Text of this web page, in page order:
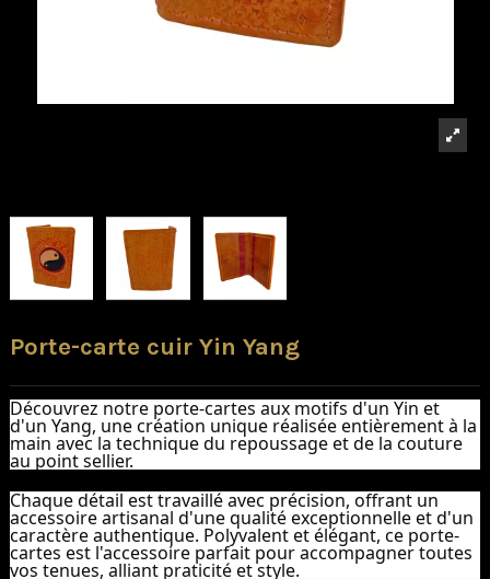
Porte-carte cuir Yin Yang
Découvrez notre porte-cartes aux motifs d'un Yin et
d'un Yang, une création unique réalisée entièrement à la
main avec la technique du repoussage et de la couture
au point sellier.
Chaque détail est travaillé avec précision, offrant un
accessoire artisanal d'une qualité exceptionnelle et d'un
caractère authentique. Polyvalent et élégant, ce porte-
cartes est l'accessoire parfait pour accompagner toutes
vos tenues, alliant praticité et style.